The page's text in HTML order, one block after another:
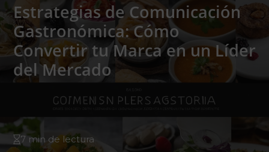
Estrategias de Comunicación
Gastronómica: Cómo
Convertir tu Marca en un Líder
del Mercado
7 min de lectura